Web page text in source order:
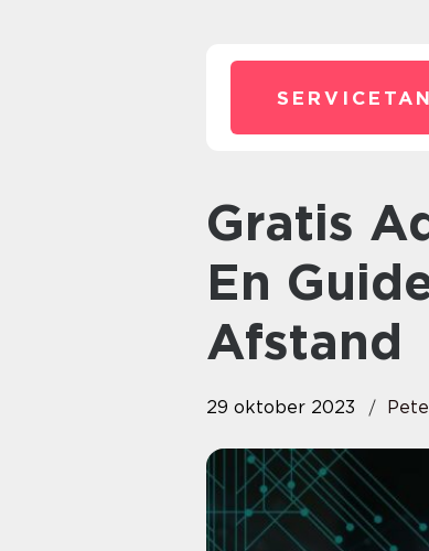
Gratis Advokathjælp Telefonisk:
En
Afstand
29 oktober 2023